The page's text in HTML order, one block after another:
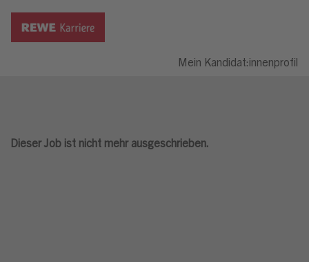
Mein Kandidat:innenprofil
Dieser Job ist nicht mehr ausgeschrieben.